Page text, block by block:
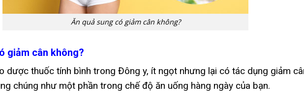
Ăn quả sung có giảm cân không?
giảm cân không?
dược thuốc tính bình trong Đông y, ít ngọt nhưng lại có tác dụng giảm
chúng như một phần trong chế độ ăn uống hàng ngày của bạn.